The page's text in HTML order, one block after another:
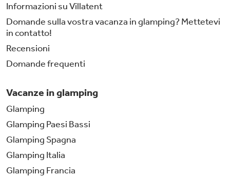
Informazioni su Villatent
Domande sulla vostra vacanza in glamping? Mettetevi
in contatto!
Recensioni
Domande frequenti
Vacanze in glamping
Glamping
Glamping Paesi Bassi
Glamping Spagna
Glamping Italia
Glamping Francia